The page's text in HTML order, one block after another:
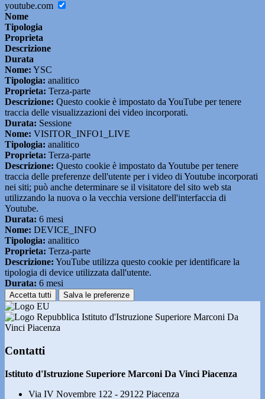
youtube.com
Nome
Tipologia
Proprieta
Descrizione
Durata
Nome: YSC
Tipologia: analitico
Proprieta: Terza-parte
Descrizione: Questo cookie è impostato da YouTube per tenere
traccia delle visualizzazioni dei video incorporati.
Durata: Sessione
Nome: VISITOR_INFO1_LIVE
Tipologia: analitico
Proprieta: Terza-parte
Descrizione: Questo cookie è impostato da Youtube per tenere
traccia delle preferenze dell'utente per i video di Youtube incorporati
nei siti; può anche determinare se il visitatore del sito web sta
utilizzando la nuova o la vecchia versione dell'interfaccia di
Youtube.
Durata: 6 mesi
Nome: DEVICE_INFO
Tipologia: analitico
Proprieta: Terza-parte
Descrizione: YouTube utilizza questo cookie per identificare la
tipologia di device utilizzata dall'utente.
Durata: 6 mesi
Accetta tutti Salva le preferenze
Istituto d'Istruzione Superiore Marconi Da
Vinci Piacenza
Contatti
Istituto d'Istruzione Superiore Marconi Da Vinci Piacenza
Via IV Novembre 122 - 29122 Piacenza